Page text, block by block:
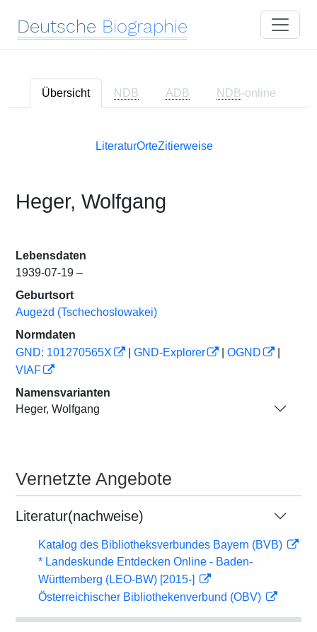
Deutsche Biographie
Übersicht NDB ADB NDB-online
LiteraturOrteZitierweise
Heger, Wolfgang
Lebensdaten
1939-07-19 –
Geburtsort
Augezd (Tschechoslowakei)
Normdaten
GND: 101270565X
GND-Explorer OGND
VIAF
Namensvarianten
Heger, Wolfgang
Vernetzte Angebote
Literatur(nachweise)
Katalog des Bibliotheksverbundes Bayern (BVB)
* Landeskunde Entdecken Online - Baden-
Württemberg (LEO-BW) [2015-]
Österreichischer Bibliothekenverbund (OBV)